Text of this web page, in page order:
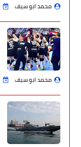
محمد ابو سيف
محمد ابو سيف